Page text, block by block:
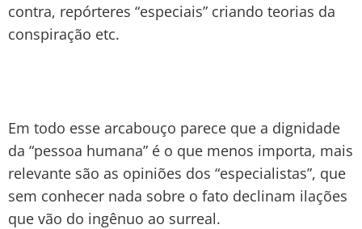
contra, repórteres “especiais” criando teorias da
conspiração etc.
Em todo esse arcabouço parece que a dignidade
da “pessoa humana” é o que menos importa, mais
relevante são as opiniões dos “especialistas”, que
sem conhecer nada sobre o fato declinam ilações
que vão do ingênuo ao surreal.